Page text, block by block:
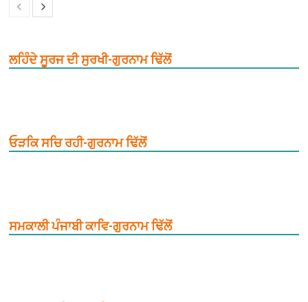
ਲਹਿੰਦੇ ਸੂਰਜ ਦੀ ਸੁਰਖੀ-ਗੁਰਨਾਮ ਢਿੱਲੋਂ
ਓੜਕਿ ਸਚਿ ਰਹੀ-ਗੁਰਨਾਮ ਢਿੱਲੋਂ
ਸਮਕਾਲੀ ਪੰਜਾਬੀ ਕਾਵਿ-ਗੁਰਨਾਮ ਢਿੱਲੋਂ